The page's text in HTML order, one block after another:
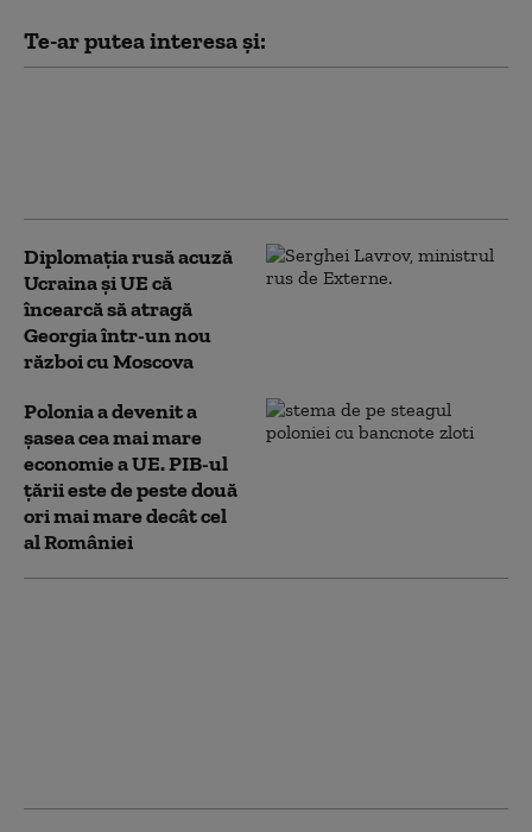
Te-ar putea interesa și:
Diplomaţia rusă acuză
Ucraina şi UE că
încearcă să atragă
Georgia într-un nou
război cu Moscova
Polonia a devenit a
șasea cea mai mare
economie a UE. PIB-ul
țării este de peste două
ori mai mare decât cel
al României